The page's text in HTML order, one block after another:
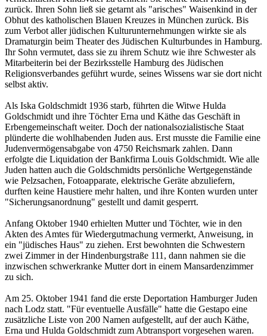
zurück. Ihren Sohn ließ sie getarnt als "arisches" Waisenkind in der
Obhut des katholischen Blauen Kreuzes in München zurück. Bis
zum Verbot aller jüdischen Kulturunternehmungen wirkte sie als
Dramaturgin beim Theater des Jüdischen Kulturbundes in Hamburg.
Ihr Sohn vermutet, dass sie zu ihrem Schutz wie ihre Schwester als
Mitarbeiterin bei der Bezirksstelle Hamburg des Jüdischen
Religionsverbandes geführt wurde, seines Wissens war sie dort nicht
selbst aktiv.
Als Iska Goldschmidt 1936 starb, führten die Witwe Hulda
Goldschmidt und ihre Töchter Erna und Käthe das Geschäft in
Erbengemeinschaft weiter. Doch der nationalsozialistische Staat
plünderte die wohlhabenden Juden aus. Erst musste die Familie eine
Judenvermögensabgabe von 4750 Reichsmark zahlen. Dann
erfolgte die Liquidation der Bankfirma Louis Goldschmidt. Wie alle
Juden hatten auch die Goldschmidts persönliche Wertgegenstände
wie Pelzsachen, Fotoapparate, elektrische Geräte abzuliefern,
durften keine Haustiere mehr halten, und ihre Konten wurden unter
"Sicherungsanordnung" gestellt und damit gesperrt.
Anfang Oktober 1940 erhielten Mutter und Töchter, wie in den
Akten des Amtes für Wiedergutmachung vermerkt, Anweisung, in
ein "jüdisches Haus" zu ziehen. Erst bewohnten die Schwestern
zwei Zimmer in der Hindenburgstraße 111, dann nahmen sie die
inzwischen schwerkranke Mutter dort in einem Mansardenzimmer
zu sich.
Am 25. Oktober 1941 fand die erste Deportation Hamburger Juden
nach Lodz statt. "Für eventuelle Ausfälle" hatte die Gestapo eine
zusätzliche Liste von 200 Namen aufgestellt, auf der auch Käthe,
Erna und Hulda Goldschmidt zum Abtransport vorgesehen waren.